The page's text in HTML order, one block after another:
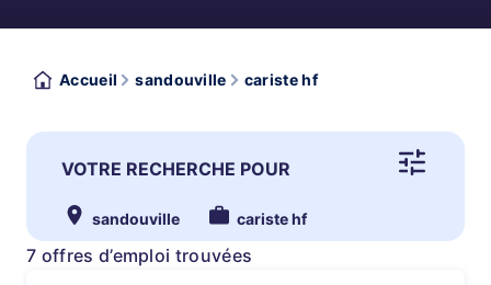
Accueil sandouville cariste hf
VOTRE RECHERCHE POUR
sandouville cariste hf
7 offres d’emploi trouvées